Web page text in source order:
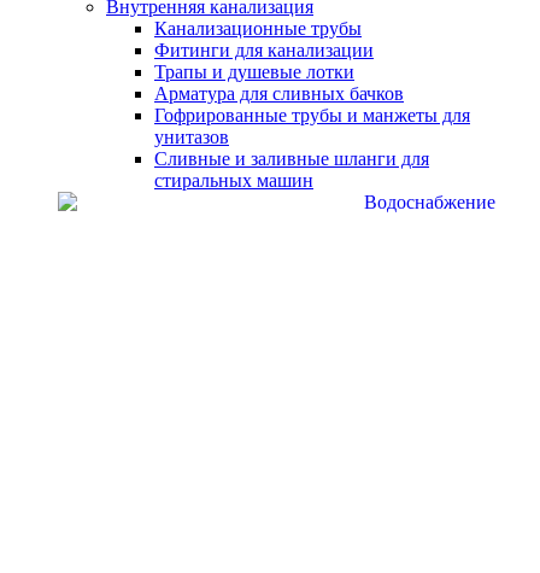
Внутренняя канализация
Канализационные трубы
Фитинги для канализации
Трапы и душевые лотки
Арматура для сливных бачков
Гофрированные трубы и манжеты для
унитазов
Сливные и заливные шланги для
стиральных машин